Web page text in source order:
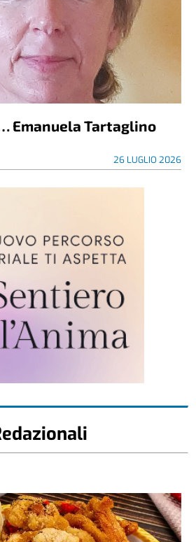
Emanuela Tartaglino
26 LUGLIO 2026